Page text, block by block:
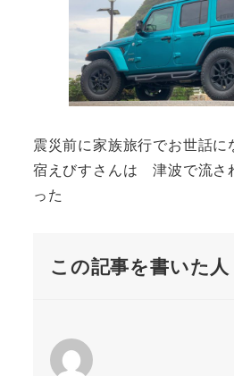
震災前に家族旅行でお世話
宿えびすさんは 津波で流
った
この記事を書いた人